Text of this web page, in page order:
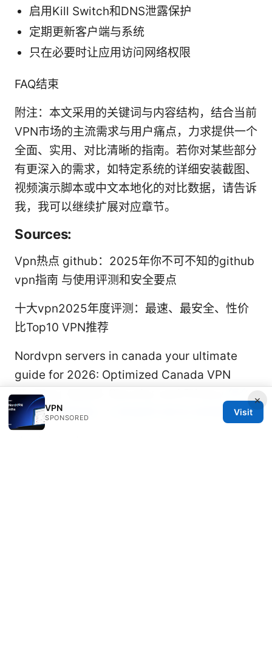
启用Kill Switch和DNS泄露保护
定期更新客户端与系统
只在必要时让应用访问网络权限
FAQ结束
附注：本文采用的关键词与内容结构，结合当前
VPN市场的主流需求与用户痛点，力求提供一个
全面、实用、对比清晰的指南。若你对某些部分
有更深入的需求，如特定系统的详细安装截图、
视频演示脚本或中文本地化的对比数据，请告诉
我，我可以继续扩展对应章节。
Sources:
Vpn热点 github：2025年你不可不知的github
vpn指南 与使用评测和安全要点
十大vpn2025年度评测：最速、最安全、性价
比Top10 VPN推荐
Nordvpn servers in canada your ultimate
guide for 2026: Optimized Canada VPN
Strategy, Speed, Security, and Privacy
翻墙：全面指南、工具选择与安全注意事项
×
VPN
SPONSORED
Visit